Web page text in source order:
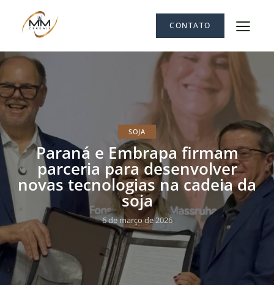
CONTATO
SOJA
Paraná e Embrapa firmam
parceria para desenvolver
novas tecnologias na cadeia da
soja
6 de março de 2026